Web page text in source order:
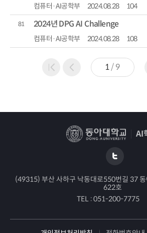
컴퓨터·AI공학부 2024.08.28 104
81 2024년 DPG AI Challenge
컴퓨터·AI공학부 2024.08.28 108
1/9
AI
(49315) 부산 사하구 낙동대로550번길 37
622호
TEL :051-200-7775